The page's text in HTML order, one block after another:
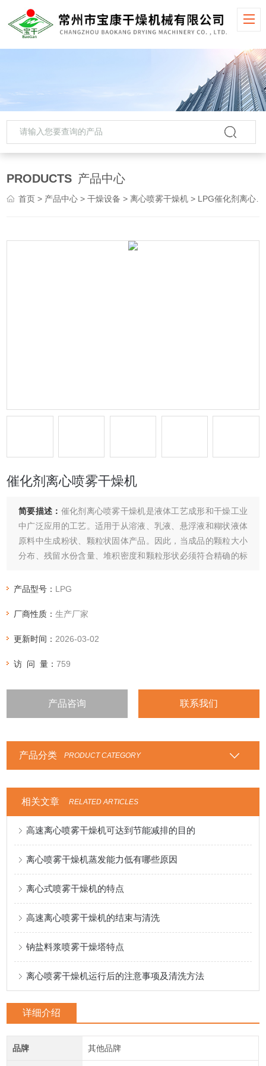
PRODUCTS 产品中心
首页 > 产品中心 >干燥设备 >离心喷雾干燥机 > LPG催化剂离心喷雾干燥机
催化剂离心喷雾干燥机
简要描述： 催化剂离心喷雾干燥机是液体工艺成形和干燥工业
中广泛应用的工艺。适用于从溶液、乳液、悬浮液和糊状液体
原料中生成粉状、颗粒状固体产品。因此，当成品的颗粒大小
分布、残留水份含量、堆积密度和颗粒形状必须符合精确的标
产品型号： LPG
厂商性质：生产厂家
更新时间： 2026-03-02
访 问 量：759
产品咨询 联系我们
产品分类 PRODUCT CATEGORY
相关文章 RELATED ARTICLES
高速离心喷雾干燥机可达到节能减排的目的
离心喷雾干燥机蒸发能力低有哪些原因
离心式喷雾干燥机的特点
高速离心喷雾干燥机的结束与清洗
钠盐料浆喷雾干燥塔特点
离心喷雾干燥机运行后的注意事项及清洗方法
详细介绍
品牌 其他品牌